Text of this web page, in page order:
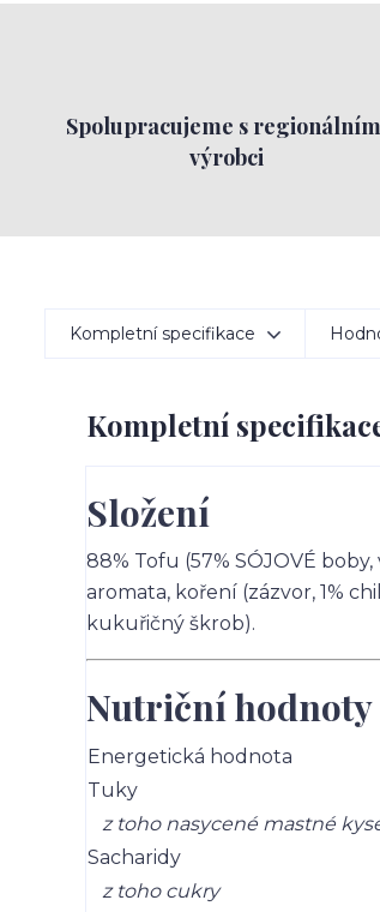
Spolupracujeme s
výrobci
Kompletní specifikace
Kompletní
Složení
88% Tofu (57% SÓJOVÉ
aromata, koření (zázvor, 1%
kukuřičný škrob).
Nutriční hodnoty
Energetická hodnota
Tuky
z toho nasycené mastné
Sacharidy
z toho cukry